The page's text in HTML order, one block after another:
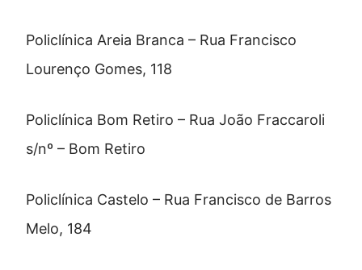
Policlínica Areia Branca – Rua Francisco
Lourenço Gomes, 118
Policlínica Bom Retiro – Rua João Fraccaroli
s/nº – Bom Retiro
Policlínica Castelo – Rua Francisco de Barros
Melo, 184